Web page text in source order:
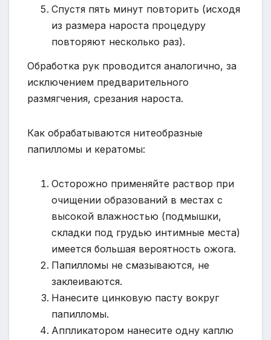
Спустя пять минут повторить (исходя
из размера нароста процедуру
повторяют несколько раз).
Обработка рук проводится аналогично, за
исключением предварительного
размягчения, срезания нароста.
Как обрабатываются нитеобразные
папилломы и кератомы:
Осторожно применяйте раствор при
очищении образований в местах с
высокой влажностью (подмышки,
складки под грудью интимные места)
имеется большая вероятность ожога.
Папилломы не смазываются, не
заклеиваются.
Нанесите цинковую пасту вокруг
папилломы.
Аппликатором нанесите одну каплю